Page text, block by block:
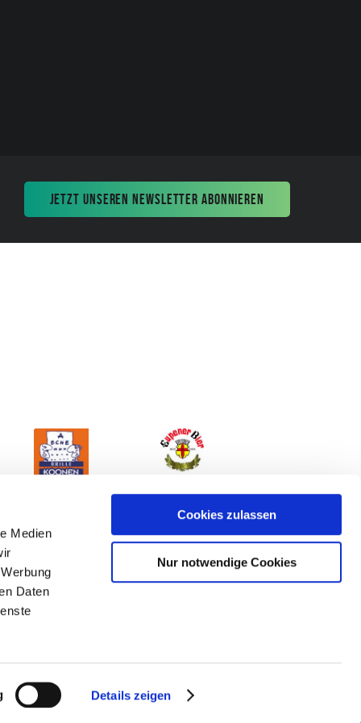
Medien
Daten
Details zeigen
Cookies zulassen
Nur notwendige Cookies
JETZT UNSEREN NEWSLETTER ABONNIEREN